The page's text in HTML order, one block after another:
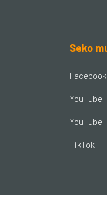
Seko
Facebook
YouTube
YouTube
TikTok